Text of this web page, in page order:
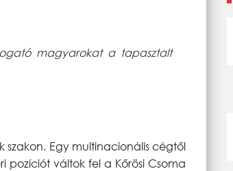
magyarokat a tapasztalt
szakon. Egy multinacionális cégtől
pozíciót váltok fel a Kőrösi Csoma